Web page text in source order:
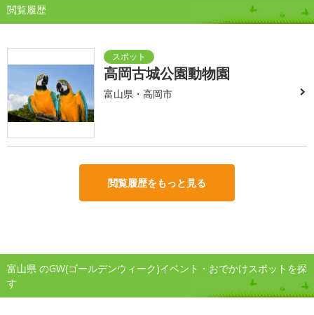
閲覧履歴
高岡古城公園動物園
富山県・高岡市
閲覧履歴をもっと見る
富山県 のGW(ゴールデンウィーク)イベント・おでかけスポットを探
す